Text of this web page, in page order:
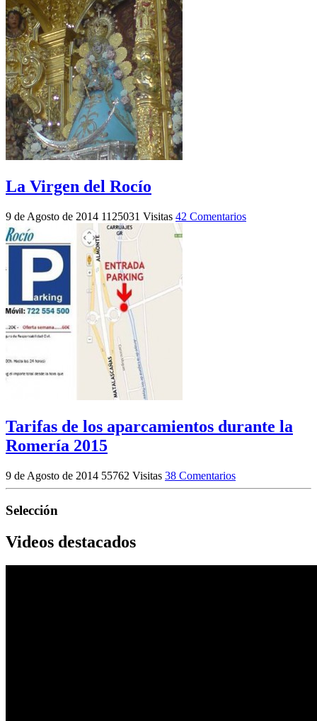
La Virgen del Rocío
9 de Agosto de 2014 1125031 Visitas 42 Comentarios
Tarifas de los aparcamientos durante la
Romería 2015
9 de Agosto de 2014 55762 Visitas 38 Comentarios
Selección
Videos destacados